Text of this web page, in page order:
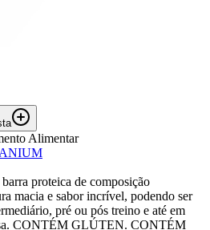
Alimentar
proteica de composição
macia e sabor incrível, podendo ser
pré ou pós treino e até em
CONTÉM GLÚTEN. CONTÉM